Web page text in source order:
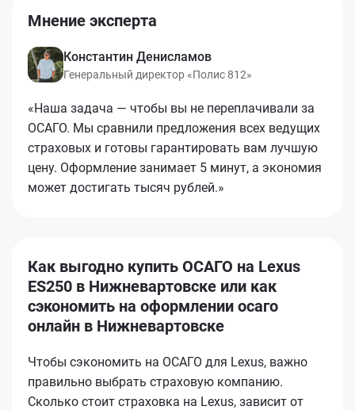
Мнение эксперта
Константин Денисламов
Генеральный директор «Полис 812»
«Наша задача — чтобы вы не переплачивали за
ОСАГО. Мы сравнили предложения всех ведущих
страховых и готовы гарантировать вам лучшую
цену. Оформление занимает 5 минут, а экономия
может достигать тысяч рублей.»
Как выгодно купить ОСАГО на Lexus
ES250 в Нижневартовске или как
сэкономить на оформлении осаго
онлайн в Нижневартовске
Чтобы сэкономить на ОСАГО для Lexus, важно
правильно выбрать страховую компанию.
Сколько стоит страховка на Lexus, зависит от